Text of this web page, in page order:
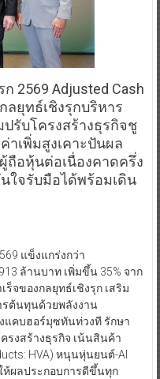
2569 Adjusted Cash
ลยุทธ์เชิงรุกบริหาร
รับโครงสร้างธุรกิจชู
าเพิ่มสูงเคาะปันผล
ถือหุ้นต่อเนื่องคาดครึ่ง
ใจรับมือได้พร้อมเดิน
แข็งแกร่งกว่า
ล้านบาท เพิ่มขึ้น 35% จาก
จของกลยุทธ์เชิงรุก เสริม
รต้นทุนด้วยพลังงาน
แคบฮอร์มุซทันท่วงที รักษา
รงสร้างธุรกิจ เน้นสินค้า
HVA) หนุนหุ่นยนต์-AI
ห้ผลประกอบการดีขึ้นทุก